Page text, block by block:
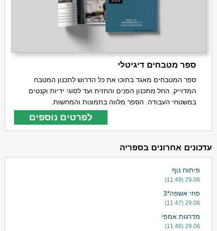
ספר מטבחים דיגיטלי
ספר המטבחים מאגד בתוכו את כל הדרוש לתכנון המטבח
המדוייק. החל מתכנון הפנים והחזית ועד לסוגי ידיות וקנטים
במשטחי העבודה. הספר מלווה בתמונות והמחשות.
לפרטים נוספים
עדכונים אחרונים בספריה
פיתוח נוף
29.06 (11:49)
פחי אשפה*3
29.06 (11:47)
מדרגות אמפי
29.06 (11:46)